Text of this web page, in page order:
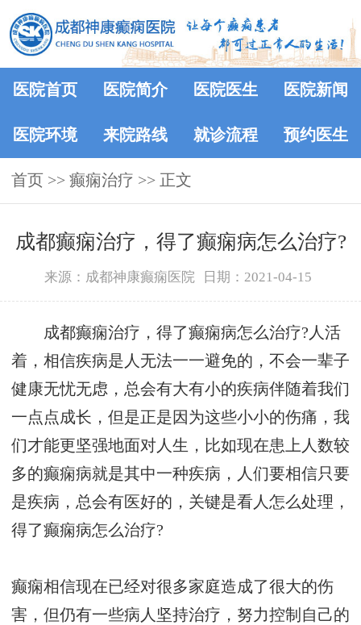
医院首页 医院简介 医院医生 医院新闻
医院环境 来院路线 就诊流程 预约医生
首页 >> 癫痫治疗 >> 正文
成都癫痫治疗，得了癫痫病怎么治疗?
来源：成都神康癫痫医院 日期：2021-04-15
成都癫痫治疗，得了癫痫病怎么治疗?人活
着，相信疾病是人无法一一避免的，不会一辈子
健康无忧无虑，总会有大有小的疾病伴随着我们
一点点成长，但是正是因为这些小小的伤痛，我
们才能更坚强地面对人生，比如现在患上人数较
多的癫痫病就是其中一种疾病，人们要相信只要
是疾病，总会有医好的，关键是看人怎么处理，
得了癫痫病怎么治疗?
癫痫相信现在已经对很多家庭造成了很大的伤
害，但仍有一些病人坚持治疗，努力控制自己的